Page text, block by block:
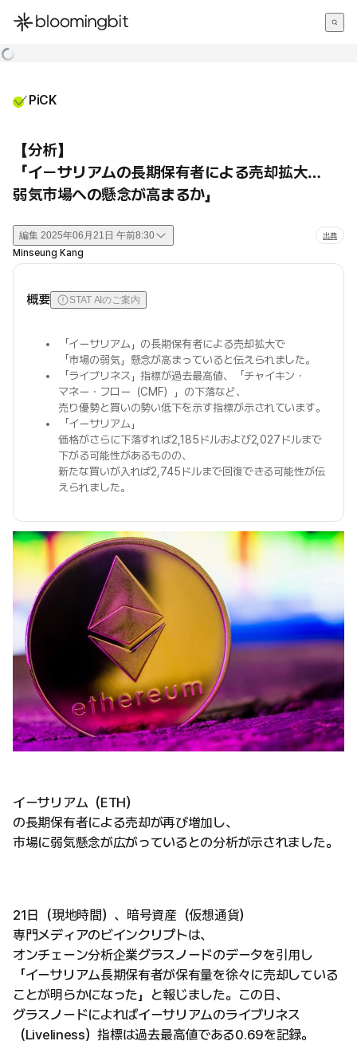
한국어
PiCK
【分析】
「イーサリアムの長期保有者による売却拡大…
弱気市場への懸念が高まるか」
編集 2025年06月21日 午前8:30 出典
Minseung Kang
概要 STAT AIのご案内
「イーサリアム」の長期保有者による売却拡大で
「市場の弱気」懸念が高まっていると伝えられました。
「ライブリネス」指標が過去最高値、「チャイキン・
マネー・フロー（CMF）」の下落など、
売り優勢と買いの勢い低下を示す指標が示されています。
「イーサリアム」
価格がさらに下落すれば2,185ドルおよび2,027ドルまで
下がる可能性があるものの、
新たな買いが入れば2,745ドルまで回復できる可能性が伝
えられました。
イーサリアム（ETH）
の長期保有者による売却が再び増加し、
市場に弱気懸念が広がっているとの分析が示されました。
21日（現地時間）、暗号資産（仮想通貨）
専門メディアのビインクリプトは、
オンチェーン分析企業グラスノードのデータを引用し
「イーサリアム長期保有者が保有量を徐々に売却している
ことが明らかになった」と報じました。この日、
グラスノードによればイーサリアムのライブリネス
（Liveliness）指標は過去最高値である0.69を記録。